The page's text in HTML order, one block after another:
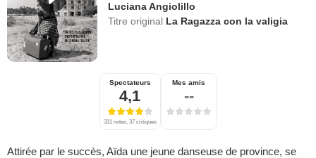
Luciana Angiolillo
Titre original La Ragazza con la valigia
Spectateurs
4,1
331 notes, 37 critiques
Mes amis
--
Attirée par le succès, Aïda une jeune danseuse de province, se